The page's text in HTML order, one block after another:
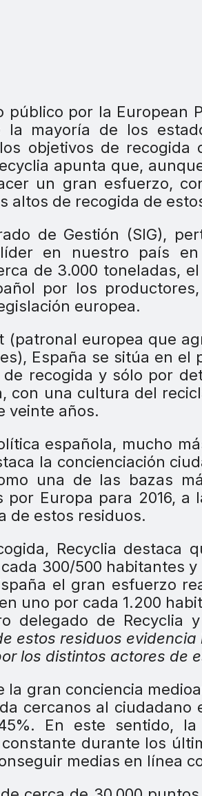
público por la European
la mayoría de los
objetivos de recogida
apunta que,
un gran esfuerzo,
altos de recogida de
de Gestión (SIG),
líder en nuestro país
de 3.000 toneladas,
por los
europea.
europea que
España se sitúa en el
recogida y sólo por
con una cultura del
veinte años.
española, mucho
la concienciación
una de las bazas
Europa para 2016, a
de estos residuos.
Recyclia destaca
300/500 habitantes
el gran esfuerzo
uno por cada 1.200
delegado de Recyclia
estos residuos evidencia
los distintos actores de
la gran conciencia
cercanos al ciudadano
En este sentido, la
durante los
medias en línea